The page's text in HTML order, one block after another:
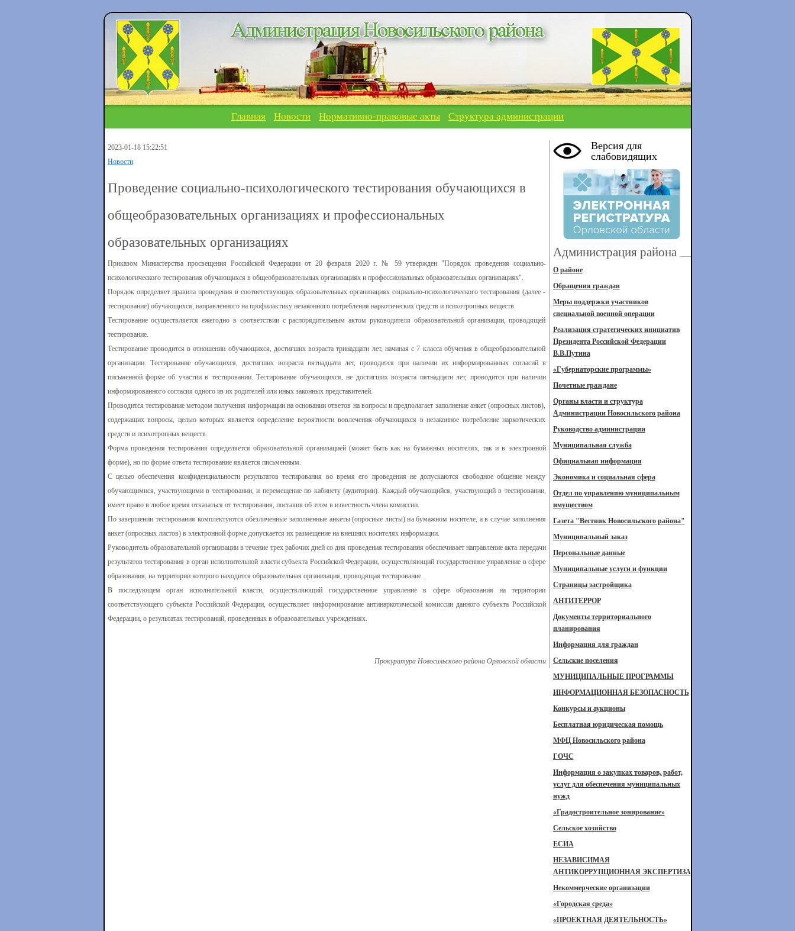
Главная Новости Нормативно-правовые акты Структура администрации
2023-01-18 15:22:51
Новости
Проведение социально-психологического тестирования обучающихся в
общеобразовательных организациях и профессиональных
образовательных организациях
Приказом Министерства просвещения Российской Федерации от 20 февраля 2020 г. № 59 утвержден "Порядок проведения социально-
психологического тестирования обучающихся в общеобразовательных организациях и профессиональных образовательных организациях".
Порядок определяет правила проведения в соответствующих образовательных организациях социально-психологического тестирования (далее -
тестирование) обучающихся, направленного на профилактику незаконного потребления наркотических средств и психотропных веществ.
Тестирование осуществляется ежегодно в соответствии с распорядительным актом руководителя образовательной организации, проводящей
тестирование.
Тестирование проводится в отношении обучающихся, достигших возраста тринадцати лет, начиная с 7 класса обучения в общеобразовательной
организации. Тестирование обучающихся, достигших возраста пятнадцати лет, проводится при наличии их информированных согласий в
письменной форме об участии в тестировании. Тестирование обучающихся, не достигших возраста пятнадцати лет, проводится при наличии
информированного согласия одного из их родителей или иных законных представителей.
Проводится тестирование методом получения информации на основании ответов на вопросы и предполагает заполнение анкет (опросных листов),
содержащих вопросы, целью которых является определение вероятности вовлечения обучающихся в незаконное потребление наркотических
средств и психотропных веществ.
Форма проведения тестирования определяется образовательной организацией (может быть как на бумажных носителях, так и в электронной
форме), но по форме ответа тестирование является письменным.
С целью обеспечения конфиденциальности результатов тестирования во время его проведения не допускаются свободное общение между
обучающимися, участвующими в тестировании, и перемещение по кабинету (аудитории). Каждый обучающийся, участвующий в тестировании,
имеет право в любое время отказаться от тестирования, поставив об этом в известность члена комиссии.
По завершении тестирования комплектуются обезличенные заполненные анкеты (опросные листы) на бумажном носителе, а в случае заполнения
анкет (опросных листов) в электронной форме допускается их размещение на внешних носителях информации.
Руководитель образовательной организации в течение трех рабочих дней со дня проведения тестирования обеспечивает направление акта передачи
результатов тестирования в орган исполнительной власти субъекта Российской Федерации, осуществляющий государственное управление в сфере
образования, на территории которого находится образовательная организация, проводящая тестирование.
В последующем орган исполнительной власти, осуществляющий государственное управление в сфере образования на территории
соответствующего субъекта Российской Федерации, осуществляет информирование антинаркотической комиссии данного субъекта Российской
Федерации, о результатах тестирований, проведенных в образовательных учреждениях.
Прокуратура Новосильского района Орловской области
Версия для
слабовидящих
Администрация района
О районе
Обращения граждан
Меры поддержки участников
специальной военной операции
Реализация стратегических инициатив
Президента Российской Федерации
В.В.Путина
«Губернаторские программы»
Почетные граждане
Органы власти и структура
Администрации Новосильского района
Руководство администрации
Муниципальная служба
Официальная информация
Экономика и социальная сфера
Отдел по управлению муниципальным
имуществом
Газета "Вестник Новосильского района"
Муниципальный заказ
Персональные данные
Муниципальные услуги и функции
Страницы застройщика
АНТИТЕРРОР
Документы территориального
планирования
Информация для граждан
Сельские поселения
МУНИЦИПАЛЬНЫЕ ПРОГРАММЫ
ИНФОРМАЦИОННАЯ БЕЗОПАСНОСТЬ
Конкурсы и аукционы
Бесплатная юридическая помощь
МФЦ Новосильского района
ГОЧС
Информация о закупках товаров, работ,
услуг для обеспечения муниципальных
нужд
«Градостроительное зонирование»
Сельское хозяйство
ЕСИА
НЕЗАВИСИМАЯ
АНТИКОРРУПЦИОННАЯ ЭКСПЕРТИЗА
Некоммерческие организации
«Городская среда»
«ПРОЕКТНАЯ ДЕЯТЕЛЬНОСТЬ»